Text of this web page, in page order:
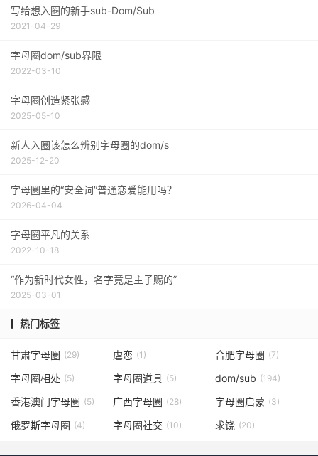
写给想入圈的新手sub-Dom/Sub
2021-04-29
字母圈dom/sub界限
2022-03-10
字母圈创造紧张感
2025-05-10
新人入圈该怎么辨别字母圈的dom/s
2025-12-20
字母圈里的“安全词”普通恋爱能用吗？
2026-04-04
字母圈平凡的关系
2022-10-18
“作为新时代女性，名字竟是主子赐的”
2025-03-01
热门标签
甘肃字母圈 (29) 虐恋 (1) 合肥字母圈 (7)
字母圈相处 (5) 字母圈道具 (5) dom/sub (194)
香港澳门字母圈 (5) 广西字母圈 (28) 字母圈启蒙 (3)
俄罗斯字母圈 (4) 字母圈社交 (10) 求饶 (20)